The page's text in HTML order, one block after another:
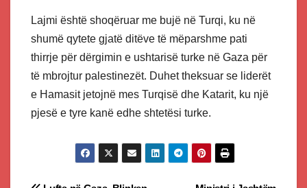
Lajmi është shoqëruar me bujë në Turqi, ku në
shumë qytete gjatë ditëve të mëparshme pati
thirrje për dërgimin e ushtarisë turke në Gaza për
të mbrojtur palestinezët. Duhet theksuar se liderët
e Hamasit jetojnë mes Turqisë dhe Katarit, ku një
pjesë e tyre kanë edhe shtetësi turke.